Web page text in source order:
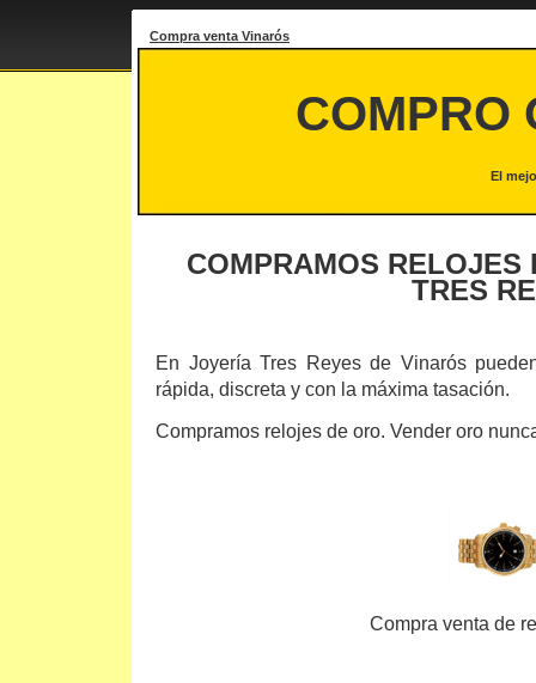
Compra venta Vinarós
COMPRO
El
COMPRAMOS RELOJES
TRES
En Joyería Tres Reyes de Vinarós
rápida, discreta y con la máxima tasación.
Compramos relojes de oro. Vender oro
Compra venta de